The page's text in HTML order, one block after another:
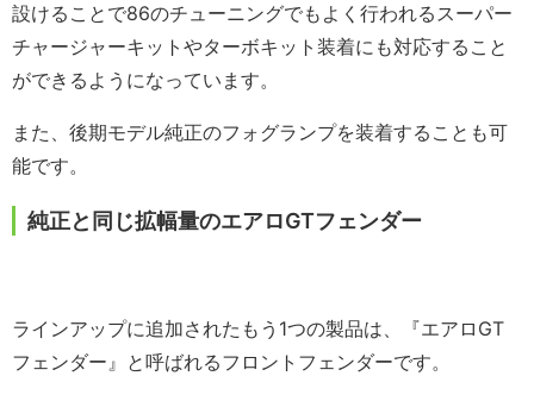
設けることで86のチューニングでもよく行われるスーパー
チャージャーキットやターボキット装着にも対応すること
ができるようになっています。
また、後期モデル純正のフォグランプを装着することも可
能です。
純正と同じ拡幅量のエアロGTフェンダー
ラインアップに追加されたもう1つの製品は、『エアロGT
フェンダー』と呼ばれるフロントフェンダーです。